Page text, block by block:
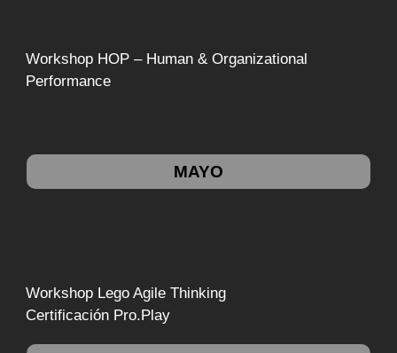
Workshop HOP – Human & Organizational
Performance
MAYO
Workshop Lego Agile Thinking
Certificación Pro.Play